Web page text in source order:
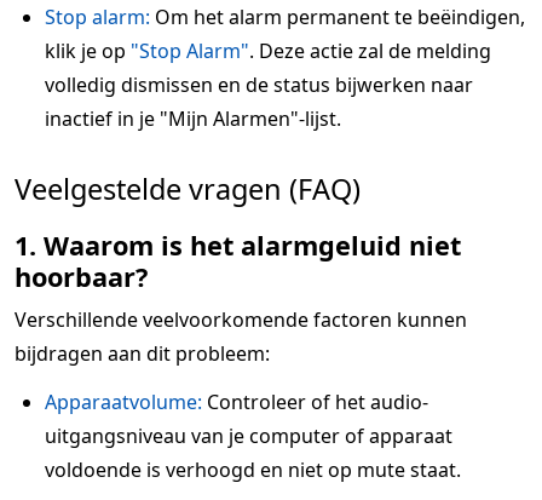
Stop alarm: Om het alarm permanent te beëindigen,
klik je op "Stop Alarm". Deze actie zal de melding
volledig dismissen en de status bijwerken naar
inactief in je "Mijn Alarmen"-lijst.
Veelgestelde vragen (FAQ)
1. Waarom is het alarmgeluid niet
hoorbaar?
Verschillende veelvoorkomende factoren kunnen
bijdragen aan dit probleem:
Apparaatvolume: Controleer of het audio-
uitgangsniveau van je computer of apparaat
voldoende is verhoogd en niet op mute staat.